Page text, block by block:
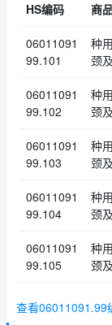
HS编码 商
06011091
99.101
种
颈
06011091
99.102
种
颈
06011091
99.103
种
颈
06011091
99.104
种
颈
06011091
99.105
种
颈
查看06011091.99